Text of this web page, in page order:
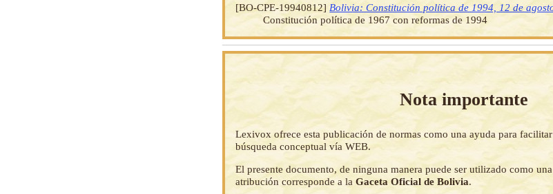
[BO-CPE-19940812] Bolivia: Constitución política de 1994, 12 de
Constitución política de 1967 con reformas de 1994
Nota importante
Lexivox ofrece esta publicación de normas como una ayuda para
búsqueda conceptual vía WEB.
El presente documento, de ninguna manera puede ser utilizado como
atribución corresponde a laGaceta Oficial de Bolivia.